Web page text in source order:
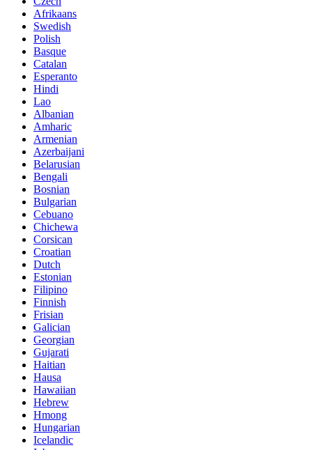
Afrikaans
Swedish
Polish
Basque
Catalan
Esperanto
Hindi
Lao
Albanian
Amharic
Armenian
Azerbaijani
Belarusian
Bengali
Bosnian
Bulgarian
Cebuano
Chichewa
Corsican
Croatian
Dutch
Estonian
Filipino
Finnish
Frisian
Galician
Georgian
Gujarati
Haitian
Hausa
Hawaiian
Hebrew
Hmong
Hungarian
Icelandic